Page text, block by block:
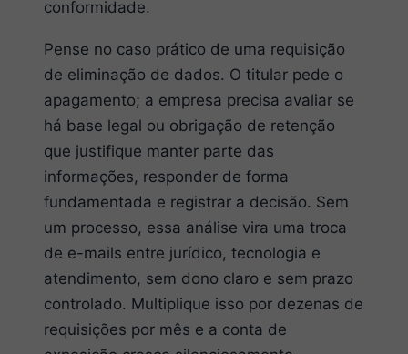
conformidade.
Pense no caso prático de uma requisição
de eliminação de dados. O titular pede o
apagamento; a empresa precisa avaliar se
há base legal ou obrigação de retenção
que justifique manter parte das
informações, responder de forma
fundamentada e registrar a decisão. Sem
um processo, essa análise vira uma troca
de e-mails entre jurídico, tecnologia e
atendimento, sem dono claro e sem prazo
controlado. Multiplique isso por dezenas de
requisições por mês e a conta de